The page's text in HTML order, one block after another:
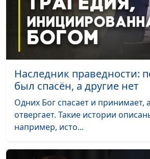
Качалов,
Покрой снегами
Нина
Он придёт Геннадий
Выбери верный
путь
Геннадий
Богу!
Наследник праведности:
был спасён, а другие нет
Одних Бог спасает и принимает,
отвергает. Такие истории
например, исто...